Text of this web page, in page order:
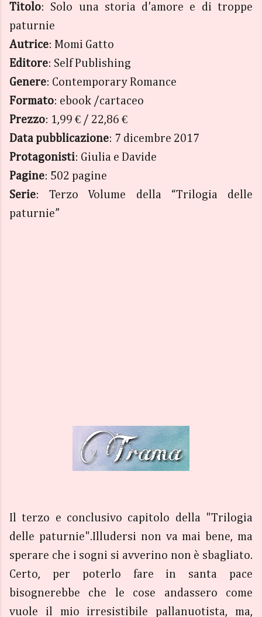
Titolo: Solo una storia d'amore e di troppe
paturnie
Autrice: Momi Gatto
Editore: Self Publishing
Genere: Contemporary Romance
Formato: ebook /cartaceo
Prezzo: 1,99 € / 22,86 €
Data pubblicazione: 7 dicembre 2017
Protagonisti: Giulia e Davide
Pagine: 502 pagine
Serie: Terzo Volume della “Trilogia delle
paturnie”
Il terzo e conclusivo capitolo della "Trilogia
delle paturnie".Illudersi non va mai bene, ma
sperare che i sogni si avverino non è sbagliato.
Certo, per poterlo fare in santa pace
bisognerebbe che le cose andassero come
vuole il mio irresistibile pallanuotista, ma,